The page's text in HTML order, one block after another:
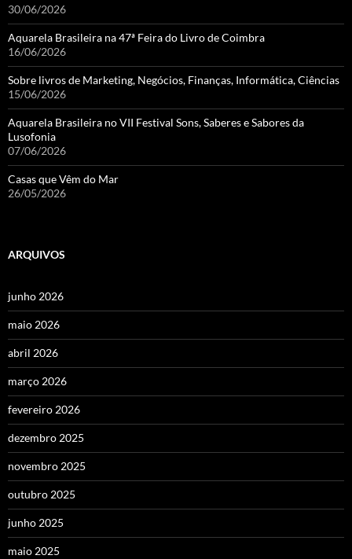
30/06/2026
Aquarela Brasileira na 47ª Feira do Livro de Coimbra
16/06/2026
Sobre livros de Marketing, Negócios, Finanças, Informática, Ciências
15/06/2026
Aquarela Brasileira no VII Festival Sons, Saberes e Sabores da
Lusofonia
07/06/2026
Casas que Vêm do Mar
26/05/2026
ARQUIVOS
junho 2026
maio 2026
abril 2026
março 2026
fevereiro 2026
dezembro 2025
novembro 2025
outubro 2025
junho 2025
maio 2025